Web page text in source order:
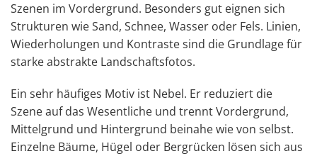
Szenen im Vordergrund. Besonders gut eignen sich
Strukturen wie Sand, Schnee, Wasser oder Fels. Linien,
Wiederholungen und Kontraste sind die Grundlage für
starke abstrakte Landschaftsfotos.
Ein sehr häufiges Motiv ist Nebel. Er reduziert die
Szene auf das Wesentliche und trennt Vordergrund,
Mittelgrund und Hintergrund beinahe wie von selbst.
Einzelne Bäume, Hügel oder Bergrücken lösen sich aus